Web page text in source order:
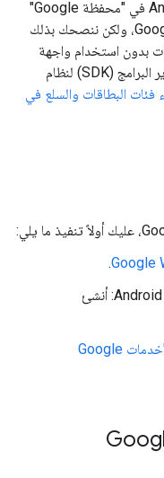
تطوير البرامج (SDK) لنظام التشغيل Android في "محفظة Google"
لإصدار البطاقات باستخدام Google Wallet API، ولكن ننصحك بذلك
بدون استخدام واجهة
برمجة التطبيقات REST API أو حزمة تطوير البرامج (SDK) لنظام
فئات البطاقات والسلع في
.
إعداد "خدمات Google